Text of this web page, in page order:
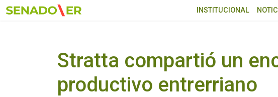
Ir al menú principal
INSTITUCIONAL
Stratta compartió un
productivo entrerriano